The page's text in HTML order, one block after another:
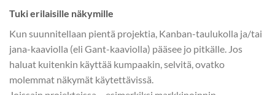
Tuki erilaisille näkymille
Kun suunnitellaan pientä projektia, Kanban-taulukolla ja/tai
jana-kaaviolla (eli Gant-kaaviolla) pääsee jo pitkälle. Jos
haluat kuitenkin käyttää kumpaakin, selvitä, ovatko
molemmat näkymät käytettävissä.